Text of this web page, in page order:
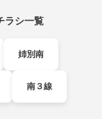
ラシ一覧
姉別南
南３線